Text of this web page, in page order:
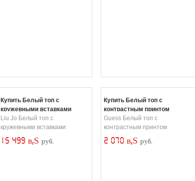
Купить Белый топ с
кружевными вставками
Liu Jo Белый топ с
кружевными вставками
15 499 в‚Ѕ руб.
Купить Белый топ с
контрастным принтом
Guess Белый топ с
контрастным принтом
2 070 в‚Ѕ руб.